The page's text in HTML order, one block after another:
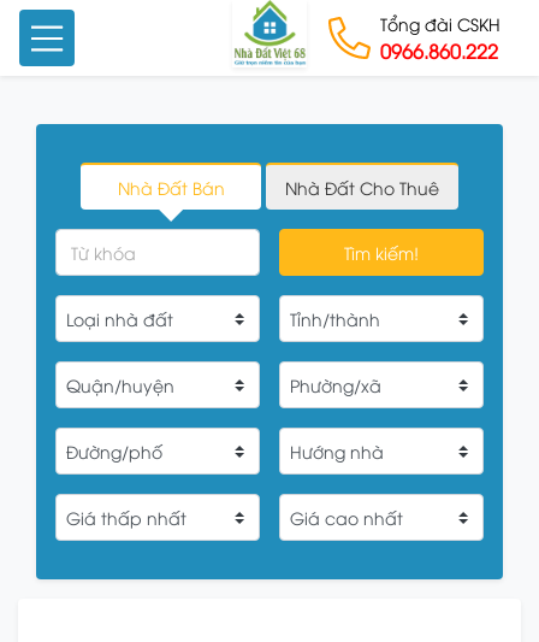
Tổng đài CSKH
0966.860.222
Nhà Đất Bán Nhà Đất Cho Thuê
Tìm kiếm!